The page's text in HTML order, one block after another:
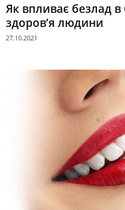
Як впливає безлад в
здоров’я людини
27.10.2021